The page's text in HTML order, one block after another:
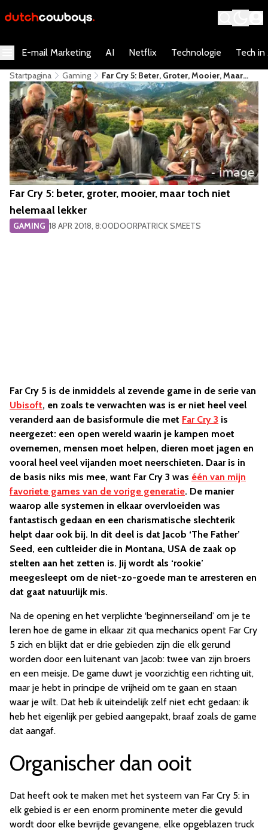
E-mail Marketing AI Netflix Technologie Tech in
Startpagina Gaming
Far Cry 5: Beter, Groter, Mooier, Maar
Toch Niet Helemaal Lekker
Far Cry 5: beter, groter, mooier, maar toch niet
helemaal lekker
GAMING 18 APR 2018, 8:00DOORPATRICK SMEETS
Far Cry 5 is de inmiddels al zevende game in de serie van
Ubisoft, en zoals te verwachten was is er niet heel veel
veranderd aan de basisformule die met Far Cry 3 is
neergezet: een open wereld waarin je kampen moet
overnemen, mensen moet helpen, dieren moet jagen en
vooral heel veel vijanden moet neerschieten. Daar is in
de basis niks mis mee, want Far Cry 3 was één van mijn
favoriete games van de vorige generatie. De manier
waarop alle systemen in elkaar overvloeiden was
fantastisch gedaan en een charismatische slechterik
helpt daar ook bij. In dit deel is dat Jacob ‘The Father’
Seed, een cultleider die in Montana, USA de zaak op
stelten aan het zetten is. Jij wordt als ‘rookie’
meegesleept om de niet-zo-goede man te arresteren en
dat gaat natuurlijk mis.
Na de opening en het verplichte ‘beginnerseiland’ om je te
leren hoe de game in elkaar zit qua mechanics opent Far Cry
5 zich en blijkt dat er drie gebieden zijn die elk gerund
worden door een luitenant van Jacob: twee van zijn broers
en een meisje. De game duwt je voorzichtig een richting uit,
maar je hebt in principe de vrijheid om te gaan en staan
waar je wilt. Dat heb ik uiteindelijk zelf niet echt gedaan: ik
heb het eigenlijk per gebied aangepakt, braaf zoals de game
dat aangaf.
Organischer dan ooit
Dat heeft ook te maken met het systeem van Far Cry 5: in
elk gebied is er een enorm prominente meter die gevuld
wordt door elke bevrijde gevangene, elke opgeblazen truck